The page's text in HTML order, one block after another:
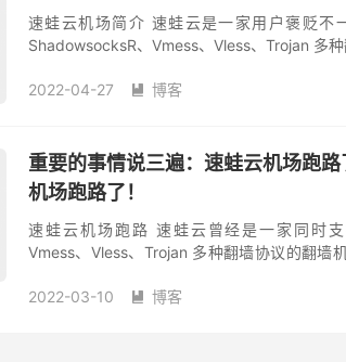
速蛙云机场简介 速蛙云是一家用户褒贬不
ShadowsocksR、Vmess、Vless、Trojan 多
2022-04-27  博客
重要的事情说三遍：速蛙云机场跑
机场跑路了！
速蛙云机场跑路 速蛙云曾经是一家同时支
Vmess、Vless、Trojan 多种翻墙协议的翻墙
2022-03-10  博客